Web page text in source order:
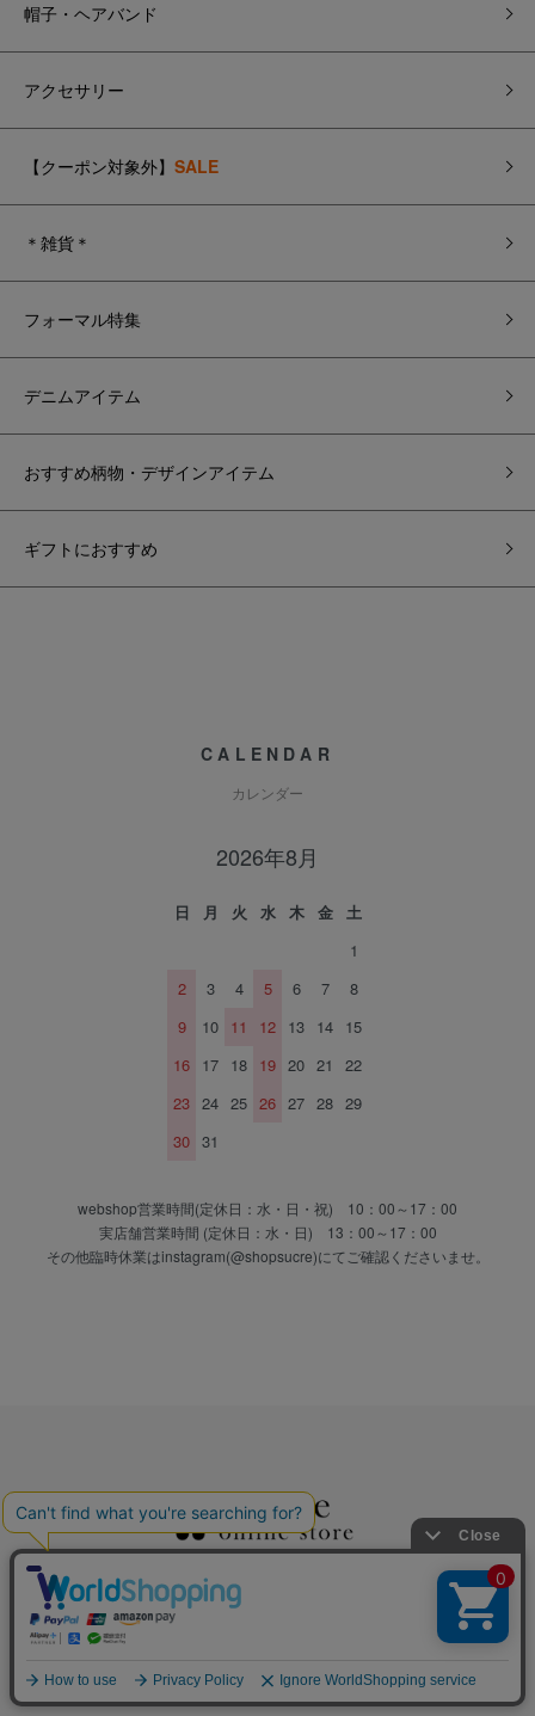
帽子・ヘアバンド
アクセサリー
【クーポン対象外】 SALE
＊雑貨＊
フォーマル特集
デニムアイテム
おすすめ柄物・デザインアイテム
ギフトにおすすめ
CALENDAR
カレンダー
2026年8月
日 月 火 水 木 金
土
1
2
3 4 5 6 7
8
9
10 11 12 13 14 15
16 17 18 19 20 21
22
23 24 25 26 27 28 29
30 31
webshop営業時間(定休日：水・日・祝) 10：00～17：00
実店舗営業時間 (定休日：水・日) 13：00～17：00
その他臨時休業はinstagram(@shopsucre)にてご確認くださいませ。
sucre はVeritecoeur,a+koloni,tumugu:,など大人ナチュラル＆カジュアルな
アイテムをセレクトしています。